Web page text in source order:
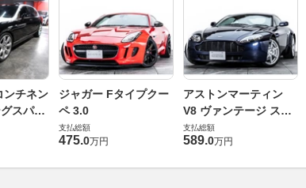
ンチネン
スパー
ジャガー Fタイプクー
ペ 3.0
支払総額
475.0万円
アストンマーティン
V8 ヴァンテージ スポ
ーツシフト
支払総額
589.0万円